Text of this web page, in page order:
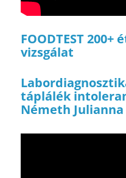
FOODTEST
vizsgálat
táplálék
Németh